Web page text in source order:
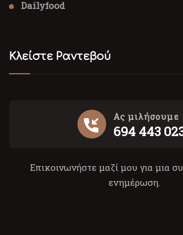
Dailyfood
Κλείστε Ραντεβού
Ας μιλήσουμε
694 443
Επικοινωνήστε μαζί μου για μια
ενημέρωση.